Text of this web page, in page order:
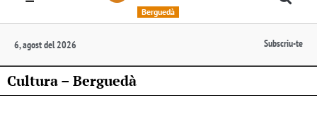
Berguedà
6, agost del 2026 Subscriu-te
Cultura – Berguedà